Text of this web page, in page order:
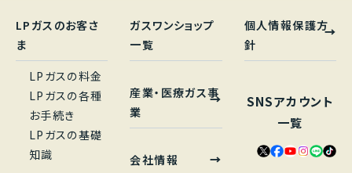
LPガスのお客さ
ま
LPガスの料金
LPガスの各種
お手続き
LPガスの基礎
知識
ガスワンショップ
一覧
産業・医療ガス事
業
会社情報
個人情報保護方
針
SNSアカウント
一覧